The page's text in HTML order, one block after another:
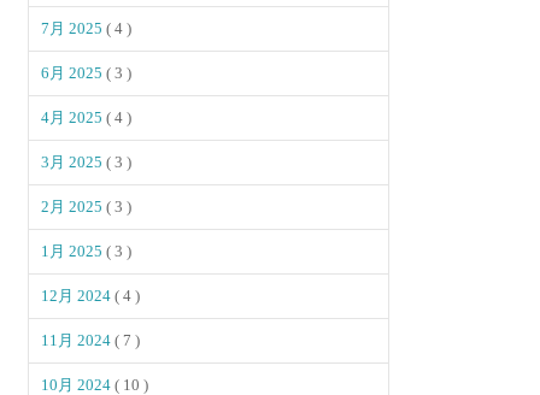
7月 2025( 4 )
6月 2025( 3 )
4月 2025( 4 )
3月 2025( 3 )
2月 2025( 3 )
1月 2025( 3 )
12月 2024( 4 )
11月 2024( 7 )
10月 2024( 10 )